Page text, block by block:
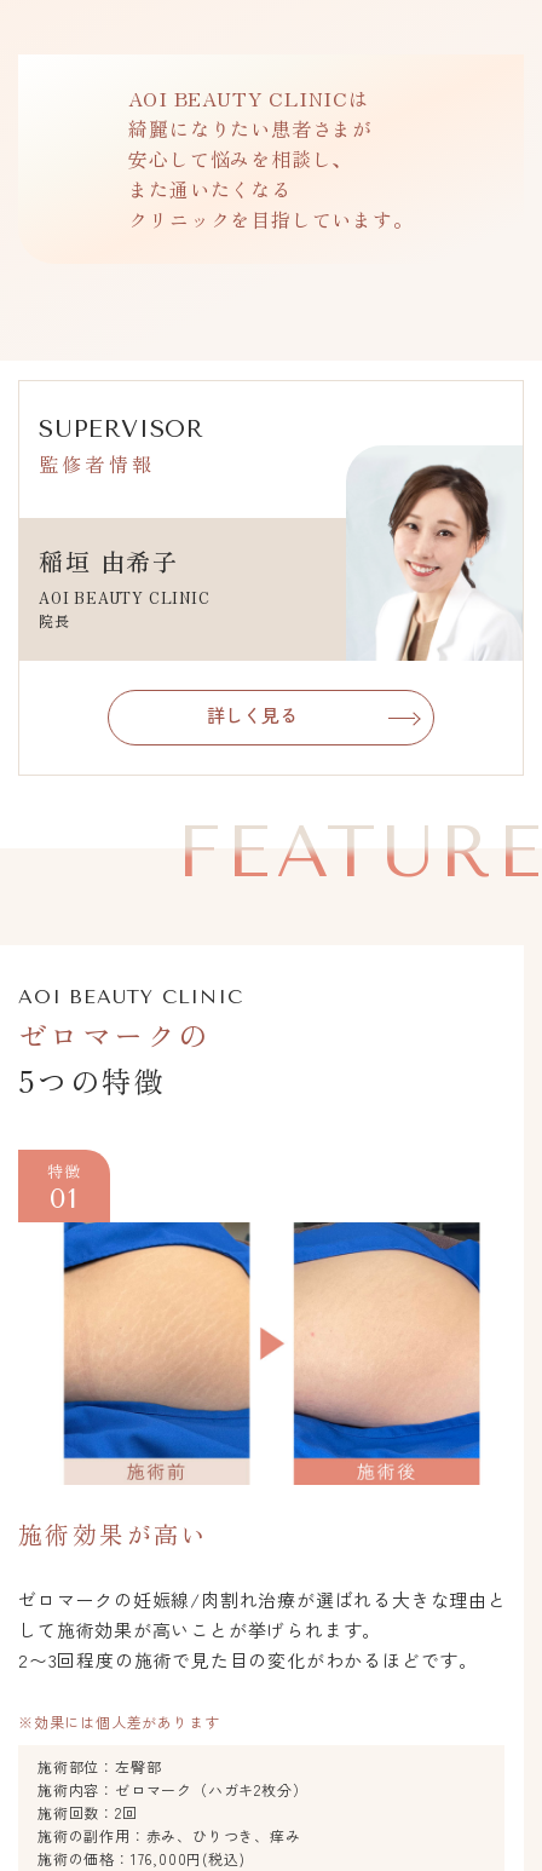
AOI BEAUTY CLINICは
綺麗になりたい患者さまが
安心して悩みを相談し、
また通いたくなる
クリニックを目指しています。
SUPERVISOR
監修者情報
稲垣 由希子
AOI BEAUTY CLINIC
院長
詳しく見る
AOI BEAUTY CLINIC
ゼロマークの
5つの特徴
特徴
01
施術効果が高い
ゼロマークの妊娠線/肉割れ治療が選ばれる大きな理由と
して施術効果が高いことが挙げられます。
2〜3回程度の施術で見た目の変化がわかるほどです。
※効果には個人差があります
施術部位：左臀部
施術内容：ゼロマーク（ハガキ2枚分）
施術回数：2回
施術の副作用：赤み、ひりつき、痒み
施術の価格：176,000円(税込)